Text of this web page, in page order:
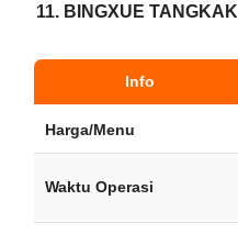
11. BINGXUE TANGKAK
Info
Harga/Menu
Waktu Operasi